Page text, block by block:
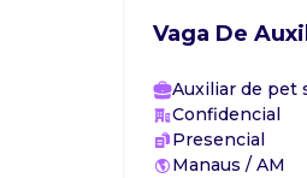
Vaga De
Auxiliar de pet
Confidencial
Presencial
Manaus / AM